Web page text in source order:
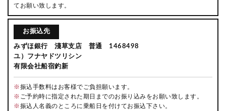
てお願い致します。
お振込先
みずほ銀行 淺草支店 普通 1468498
ユ）フナヤドツリシン
有限会社船宿釣新
※振込手数料はお客様でご負担願います。
※ ご予約時に指定された期日までのお振り込みをお願い致します。
※振込人名義のところに乗船日を付けてお振込下さい。